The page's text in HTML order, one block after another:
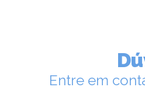
Entre em